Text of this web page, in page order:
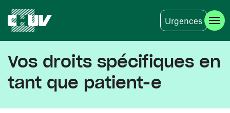
Urgences
Vos droits spécifiques en
tant que patient-e